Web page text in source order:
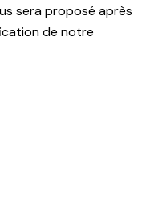
sera proposé après
de notre